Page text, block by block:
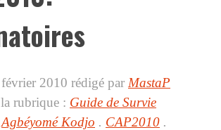
2010 rédigé par MastaP
rubrique : Guide de Survie
Agbéyomé Kodjo . CAP2010 .